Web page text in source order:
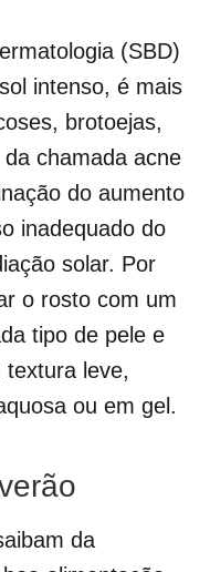
(SBD)
intenso, é mais
brotoejas,
chamada acne
do aumento
inadequado do
solar. Por
o rosto com um
tipo de pele e
leve,
ou em gel.
da